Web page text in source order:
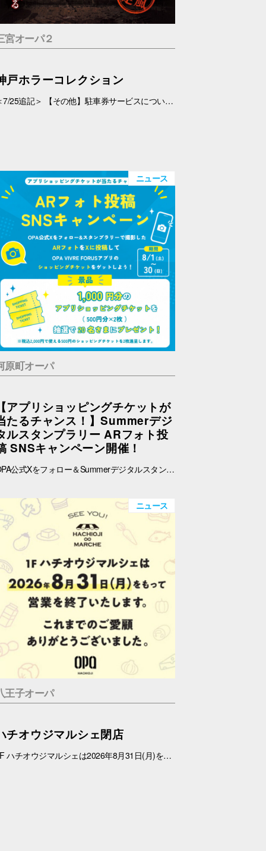
宮オーパ２
戸ホラーコレクション
＜7/25追記＞ 【その他】駐車券サービスについて、 対象外となっておりましたが、7/26(日)より、対象とさせていただきます。 ＜7/19追記＞ お化け屋敷の制作・プロデュース#エスプランニング が手掛ける本格お化け屋敷。 このお化け屋敷の主人公はあなたです。足を踏み入れてはいけない村に迷い込んだあなたの運命は…繋がる４つのストーリー 1.ルーム型「タブー」 友達を探している最中に、見つけた村を訪れたあなたの運命は…歩き回らないルーム型お化け屋敷です。狭い部屋内で繰り広げられる数々の恐怖体験… 2.暗闇型「ダークネス」 逃げた場所は、何も見えない闇… だが確実にあの化け物は私を追ってきている。手の感触を頼りに暗闇の中を進んで行く。暗闇に潜む化け物とは… 3.ウォークスルー型「ヴィレッジ」 暗闇を抜けてもまだ家の中だった…この家から外に出ろ！歩いて回る王道のお化け屋敷。とにかく前へ進み続けるしかない。 4.サウンド型「ドールズ」 私はあの化け物に見つからないように隠れた。私を探しているのは、あの化け物だけではない。ヘッドフォンだけで聞く恐怖。 【日程】 7/11(土)・7/12(日)、7/18(土)～9/23(水・祝) 【時間】 11:00～20:00(最終受付 19:30) 【場所】 5F 特設会場 【料金】 １.タブー 税込1,200円 ２.ダークネス 税込1,200円 ３.ヴィレッジ 税込1,500円 ４.ドールズ 税込1,200円 １～４セット券 税込4,500円 【その他】 ・入場券は会場のみでの販売となります。 ・お支払いは現金・PayPay（但しPayPayは7/18以降対応可能見込み） ・6才未満のお子さま、妊婦の方、アルコールを摂取されてる方は入場はご遠慮下さい。 ・駐車券サービスは対象外とさせていただきます。➡※7/26(日)より、対象となりました。
ニュース
原町オーパ
アプリショッピングチケットが
たるチャンス！】Summerデジ
ルスタンプラリー ARフォト投
SNSキャンペーン開催！
OPA公式Xをフォロー＆Summerデジタルスタンプラリーで撮影したARフォトを投稿して、OPA VIVRE FORUSアプリのショッピングチケットをゲットしよう！ ■ 景品 500円分のアプリショッピングチケットを2枚（計1,000円分）を抽選で20名さまにプレゼント！ ※税込2,000円で使える500円のショッピングチケットを2枚進呈します。 ■ 応募期間 2026年8月1日(土) ～ 8月30日(日) 23:59まで ※当選者には8月31日(月)以降にDMにてご連絡いたします。 ■ 応募方法 OPA公式X（@opa_vivre_forus）をフォロー Summerデジタルスタンプラリーに参加して、ARフォトを撮影 ハッシュタグ「#おぱんちゅうさぎOPA」「#おぱんちゅうさぎFORUS」「#おぱんちゅうさぎVIVRE」のいずれかをつけて、撮影したARフォトを投稿！ ■ ご注意・各種規約 【撮影・投稿に関する注意】 撮影の際は、周囲のお客さまの通行の妨げにならないようご注意ください。 店内での撮影の際は、各店舗のルールやご案内に沿ってお楽しみください。 ARフォトの撮影、投稿するARフォトは、他のお客さまの顔等が映らないようご配慮をお願いいたします。 危険な行為（階段や無理な姿勢など）はお控えください。 【個人情報・権利に関する注意】 ARフォトの撮影・投稿にあたっては、他のお客さまのプライバシーにご配慮いただき、顔等が写り込まないようお願いいたします。 他のお客さまや第三者が写る場合は、必ずご本人の許可を得たうえで投稿してください。 投稿写真に含まれる著作物（ポスター・商品デザイン等）についてもご配慮ください。 SNSの性質上、投稿された写真は他の利用者に保存・共有される場合がございます。ご理解のうえご参加いただけますと幸いです。 【SNS投稿ルール】 投稿内容が公序良俗に反する場合や、不適切と判断される場合は応募対象外となります。 非公開アカウントからの投稿は応募対象外となる場合がございます。 ハッシュタグや応募条件を満たしていない場合、抽選対象外となる場合がございます。 【キャンペーン関連】 賞品の内容は予告なく変更となる場合がございます。 投稿いただいた画像は、当選者の選定のみに使用し、その他の目的で使用することはございません。
ニュース
王子オーパ
チオウジマルシェ閉店
1F ハチオウジマルシェは2026年8月31日(月)をもちまして、営業を終了させていただきます。 これまでのご愛顧ありがとうございました。 また、1Fフロアにつきましては、今冬にリニューアルを予定しております。